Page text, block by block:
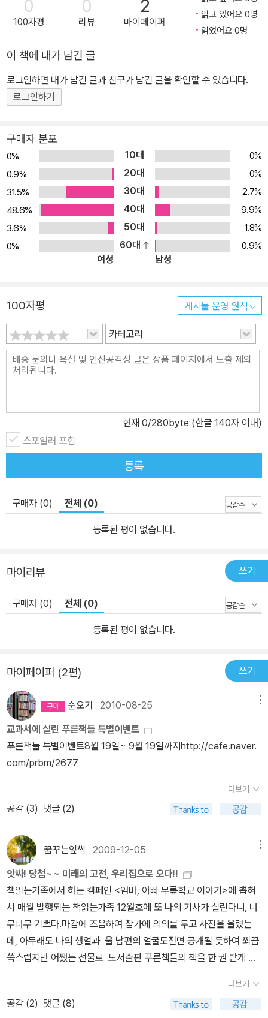
실은 작품도 신작과 함께 담았다. 「야자나무 옆을 지날 때」- 지뢰 사
고로 두 발을 잃은 소년 뚜끄는 캄보디아의 한 사원에서 동냥을 하며
돈을 얻게 되지만, 임신한 아내가 위독해도 돈이 없어 병원에 데려가
지 못하는 쏘린 아저씨의 주머니에 그 돈을 슬며시 넣는다. 「종이 목
걸이」- 은수의 어머니는 아무리 말을 해도 조용하다. 소리가 들리지
않기 때문이다. 동네 풍경을 그려서 상을 받아 오겠다고 큰소리친 은
진주로 목걸이를 꿰는 어머니에게 크레파스로 그린 종이 목걸이를 걸
어 드린다. 「아주 특별한 날」- 택시 운전으로 생계를 꾸려 나가는 반
디네 아빠는 어느 날 종일 공짜 손님만 태운다. 반디 아빠의 택시를 타
고 이곳저곳으로 구경을 다닌 외로운 할아버지 손님은 택시에서 내리
면서 주머니 하나를 건네는데, 집으로 돌아와 펼쳐 본 주머니 속에는
금단추 다섯 개가 들어 있다. 「토란잎 치마」- 두성이네 할아버지에게
열쇠를 전해 주는 심부름을 하게 된 효은이. 개울을 건너려고 옷을 벗
어 머리에 이고 가다가 그만 옷을 떨어뜨리고 만다. 열쇠를 지키기 위
가 집에 데려다 주는 길, 두성이는 그런 효은이의 뒷모습을 가려 주려
고 커다란 토란잎을 딴다. 「내 친구 흥부」- 윤상이는 ‘흥부’라는 별명
을 가진 부길이에게 귤을 주겠다는 조건으로 수레를 태워 달라고 하
고는 약속을 지키지 않는다. 사과하러 간 윤상이는 자기가 돌을 던졌
던 참새를 보살펴 주면서 뻐드렁니를 드러내며 마음 좋게 웃는 부길
이를 보고는 자신의 모습을 크게 반성한다. 「배추도 때론 꽃이 된다」-
한 푸성귀를 집집마다 대문 앞에 두고 가는 것이다. 어느 날 주인공
‘나’는 허름한 옷차림의 할아버지가 신문지 꾸러미를 대문 앞에 두고
가는 것을 보고 뒤따라가는데, 커다란 양옥집으로 들어간 그 할아버
지가 텃밭에서 채소를 길러 동네 사람들에게 나누어 주었다는 사실을
알게 된다. 「혹부리 아가씨」- 어느 날 방과 후에 비가 내리는데도 혜
수, 태정이와 함께 집으로 돌아가는 은지는 혼자만 우산을 쓴다. 셋 앞
에 묘한 아저씨가 나타나 자신에게 무언가를 나누어 달라고 하는데,
아저씨는 어머니에게 드릴 장미꽃 한 송이를 준 혜수에게는 서른세
동 습성의 차이로 인해 앙숙이 된 이야기를 담은 ‘콩돌이 이야기’, 집
안사람들의 극진한 사랑을 받지만 꽉 막힌 아파트 공간이 답답해 베
란다에서 뛰어내렸다가 무사히 목숨을 건진 개의 에피소드를 담은
‘어진이 이야기’, 매일 자신을 구박하고 무시하는 주인아주머니를 보
감동하는 개 벌떡이의 사연이 담긴 ‘벌떡이 이야기’ 등 세 마리의 개
이야기를 통해 인간이 깨달아야 할 교훈을 얻는다. “나는 우리 나라
어린이들을 믿는다.”는 마음으로 쓴 동화집! “세상이 달라져도 반드
시 지녀야 할 덕목은 변함이 없다는 것이 내 생각이다. 나는 우리 나라
어린이들을 믿는다.” - 작가의 말 중에서 불혹을 갓 지났을 즈음 '소
년'지와 동아일보 신춘문예를 통해 동화 작가의 이름을 얻은 후, 일제
강점기의 이야기를 군살 없이 단단하게 풀어 낸 『마사코의 질문』으로
자 작가의 작품 중 3편의 동화 「꽃잎으로 쓴 글자」, 「방구 아저씨」,
「종이 목걸이」가 이 동화집의 표제작이다. 지난 2001년에 펴낸 『반
디 아빠의 이상한 하루』에 실린 단편들을 일부 가다듬고 덜어냈고, 기
존의 작품들 중 원문과 원제를 살려 실은 작품도 신작과 함께 담았다.
작가의 말에서 밝힌 것처럼, 작가는 맹자의 『공손추』 상편에 나오는
인의예지의 정신을 오늘날을 살아가는 어린이들도 가슴속에 똑같이
지니길 바라는 마음으로 이 동화들을 썼다. 남을 불쌍히 여기는 마음,
불의를 부끄러워하고 착하지 못함을 미워하는 마음, 자기를 내세우거
나 자랑하지 않고 겸손한 태도로 사양하는 마음, 잘잘못을 가릴 줄 아
는 마음을 잃지 않고 사는 일이 얼마나 아름다운지를 작가는 각각의
단편 속에 등장하는 인물들을 통해 구현해 낸다. 그래서인지 작가가
0
100자평
0
리뷰
2
마이페이퍼
읽고 있어요 0명
읽었어요 0명
이 책에 내가 남긴 글
로그인하면 내가 남긴 글과 친구가 남긴 글을 확인할 수 있습니다.
로그인하기
구매자 분포
0% 10대
0%
0.9%
20대
0%
31.5%
30대
2.7%
48.6%
40대
9.9%
3.6%
50대
1.8%
0%
60대
0.9%
여성
남성
100자평 게시물 운영 원칙
카테고리
현재 0/280byte (한글 140자 이내)
스포일러 포함
등록
구매자 (0) 전체 (0)
등록된 평이 없습니다.
마이리뷰 쓰기
구매자 (0) 전체 (0)
등록된 평이 없습니다.
마이페이퍼 (2편) 쓰기
순오기 2010-08-25
교과서에 실린 푸른책들 특별이벤트
푸른책들 특별이벤트8월 19일~ 9월 19일까지http://cafe.naver.
com/prbm/2677
더보기
공감 (3) 댓글 (2)
꿈꾸는잎싹 2009-12-05
앗싸! 당첨~~ 미래의 고전, 우리집으로 오다!!
책읽는가족에서 하는 캠페인 <엄마, 아빠 무릎학교 이야기>에 뽑혀
서 매월 발행되는 책읽는가족 12월호에 또 나의 기사가 실린다니, 너
무너무 기쁘다.마감에 즈음하여 참가에 의의를 두고 사진을 올렸는
데, 아무래도 나의 생얼과 울 남편의 얼굴도전면 공개될 듯하여 쬐끔
쑥스럽지만 어쨌든 선물로 도서출판 푸른책들의 책을 한 권 받게 되
고르고 고르다가....푸른책들의 책을 좋아하는 중1학년 둘째가 얼마전
에 <엄마, 나 푸른책들에서 나오는 미래의 고전을 다 갖고 싶어!> 하
더보기
공감 (2) 댓글 (8)